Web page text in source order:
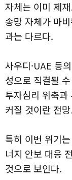
자체는 이미 제
송망 자체가 마
과는 다르다.
사우디·UAE 등
성으로 직결될
투자심리 위축과
커질 것이란 전
특히 이번 위기
너지 안보 대응
것으로 보인다.